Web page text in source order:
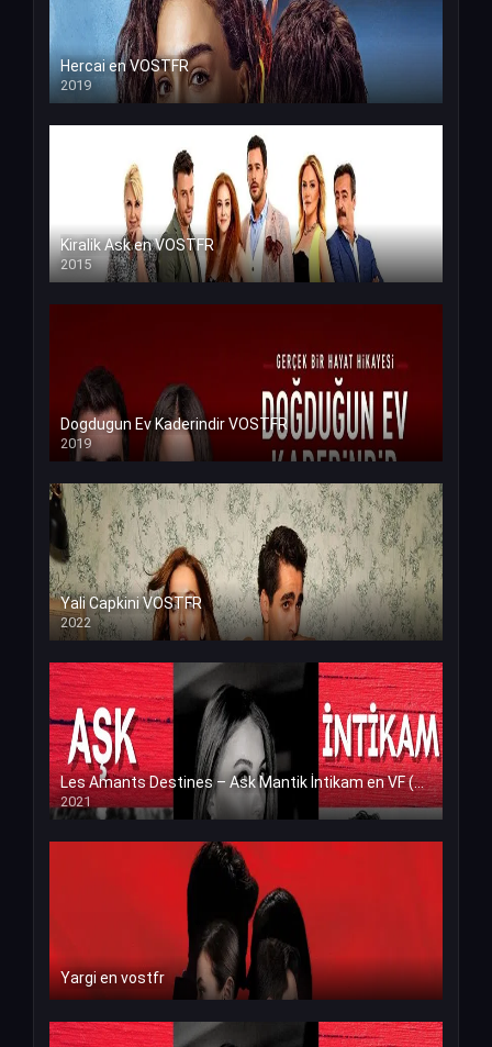
Hercai en VOSTFR
2019
Kiralik Ask en VOSTFR
2015
Dogdugun Ev Kaderindir VOSTFR
2019
Yali Capkini VOSTFR
2022
Les Amants Destines – Ask Mantik İntikam en VF (Voix Francaise)
2021
Yargi en vostfr